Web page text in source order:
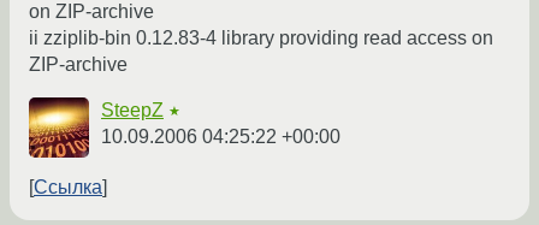
on ZIP-archive
ii zziplib-bin 0.12.83-4 library providing read access on
ZIP-archive
SteepZ ★
10.09.2006 04:25:22 +00:00
Ссылка